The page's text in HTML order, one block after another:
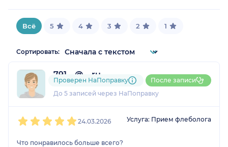
Всё 5 4 3 2 1
Сортировать:
791....@....ru
1 оценка
До 5 записей через НаПоправку
Проверен НаПоправку После записи
24.03.2026 Услуга: Прием флеболога
Что понравилось больше всего?